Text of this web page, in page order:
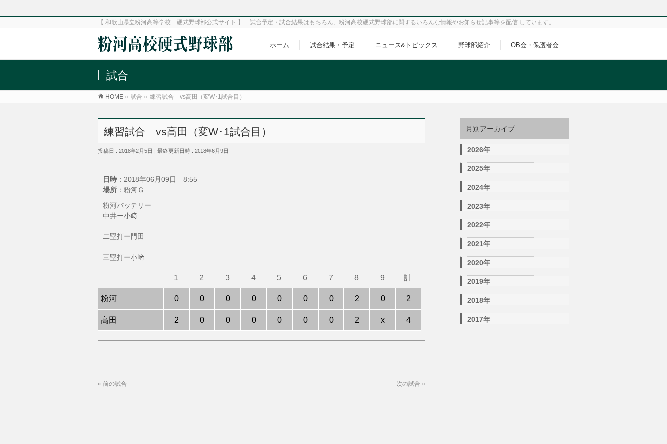
【 和歌山県立粉河高等学校 硬式野球部公式サイト 】 試合予定・試合結果はもちろん、粉河高校硬式野球部に関するいろんな情報やお知らせ記事等を配信 しています。
ホーム 試合結果・予定 ニュース&トピックス 野球部紹介 OB会・保護者会
試合
HOME » 試合 » 練習試合 vs高田（変W･1試合目）
練習試合 vs高田（変W･1試合目）
投稿日 : 2018年2月5日 最終更新日時 : 2018年6月9日
日時 ：2018年06月09日 8:55
場所 ：粉河Ｇ
粉河バッテリー
中井ー小﨑
二塁打ー門田
三塁打ー小﨑
粉河
高田
1
0
2
2
0
0
3
0
0
4
0
0
5
0
0
6
0
0
7
0
0
8
2
2
9
0
x
計
2
4
« 前の試合 次の試合 »
月別アーカイブ
2026年
2025年
2024年
2023年
2022年
2021年
2020年
2019年
2018年
2017年